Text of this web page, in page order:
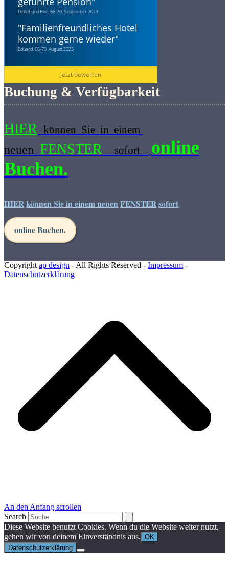
Detlef und Elke, 66-70, September 2023
"Familienfreundliches Hotel
kommen gerne wieder"
Eduard, 66-70, August 2023
Jetzt bewerten
Buchung & Verfügbarkeit
HIER können Sie in einem
neuen FENSTER sofort
online
Buchen.
HIERkönnen Sie in einem neuenFENSTERsofort
online Buchen.
Copyright ap design - All Rights Reserved - Impressum -
Datenschutzerklärung
An den Anfang scrollen
Search
Diese Website benutzt Cookies. Wenn du die Website weiter nutzt,
gehen wir von deinem Einverständnis aus. OK
Datenschutzerklärung